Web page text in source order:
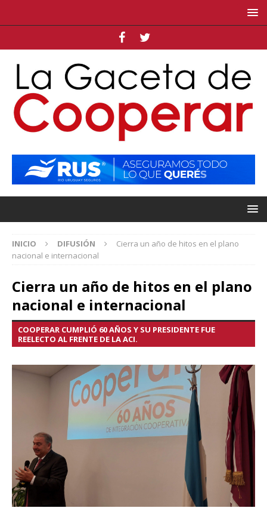
INICIO DIFUSIÓN
Cierra un año de hitos en el plano
nacional e internacional
Cierra un año de hitos en el plano
nacional e internacional
COOPERAR CUMPLIÓ 60 AÑOS Y SU PRESIDENTE FUE
REELECTO AL FRENTE DE LA ACI.